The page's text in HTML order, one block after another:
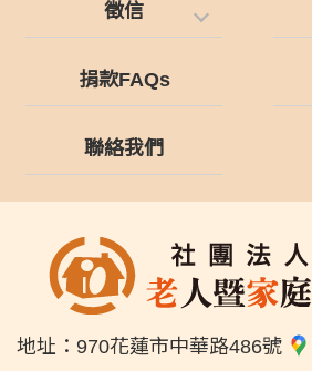
徵信
捐款FAQs
聯絡我們
地址： 970花蓮市中華路486號